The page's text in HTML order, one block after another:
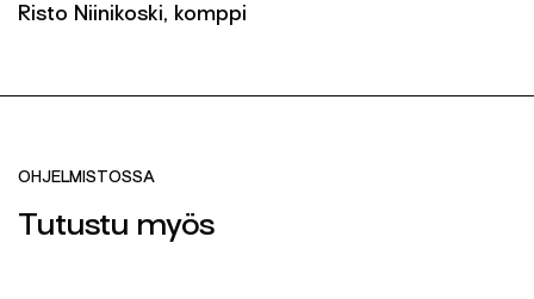
Risto Niinikoski, komppi
OHJELMISTOSSA
Tutustu myös